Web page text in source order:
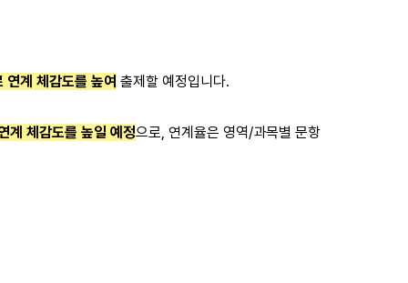
계 체감도를 높여 출제할 예정입니다.
계 체감도를 높일 예정으로, 연계율은 영역/과목별 문항